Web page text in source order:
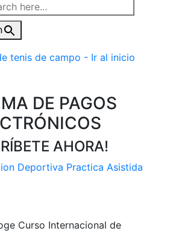
DE PAGOS
AHORA!
Deportiva Practica Asistida
Curso Internacional de